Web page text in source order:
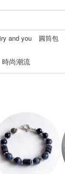
and you 圓筒包
時尚潮流